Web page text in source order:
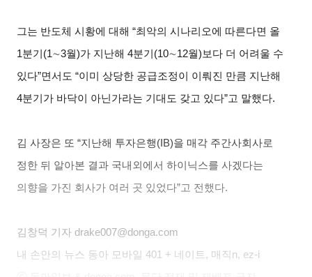
그는 반도체 시황에 대해 “최악의 시나리오에 따른다면 올
1분기(1∼3월)가 지난해 4분기(10∼12월)보다 더 어려울 수
있다”면서도 “이미 상당한 공급조정이 이뤄진 만큼 지난해
4분기가 바닥이 아닌가라는 기대도 갖고 있다”고 말했다.
김 사장은 또 “지난해 투자은행(IB)을 매각 주간사회사로
정한 뒤 알아본 결과 국내외에서 하이닉스를 사겠다는
의향을 가진 회사가 여러 곳 있었다”고 전했다.
김창덕 기자 drake007@donga.com
내 손안의 뉴스 동아 모바일 401 + 네이트, 매직n, ez-i